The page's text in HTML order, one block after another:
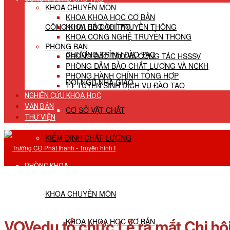
CÔNG KHAI HĐ ĐÀO TẠO
CHƯƠNG TRÌNH ĐÀO TẠO
ĐỘI NGŨ NHÀ GIÁO
CƠ SỞ VẬT CHẤT
KIỂM ĐỊNH CHẤT LƯỢNG
PHÒNG KHOA
KHOA CHUYÊN MÔN
KHOA KHOA HỌC CƠ BẢN
KHOA CHUYÊN MÔN
KHOA KHOA HỌC CƠ BẢN
KHOA BÁO CHÍ TRUYỀN THÔNG
KHOA CÔNG NGHỆ TRUYỀN THÔNG
PHÒNG BAN
PHÒNG ĐÀO TẠO VÀ CÔNG TÁC HSSSV
PHÒNG ĐẢM BẢO CHẤT LƯỢNG VÀ NCKH
PHÒNG HÀNH CHÍNH TỔNG HỢP
TT TUYỂN SINH DỊCH VỤ ĐÀO TẠO
NGHIÊN CỨU KHOA HỌC
VĂN BẢN
THƯ VIỆN